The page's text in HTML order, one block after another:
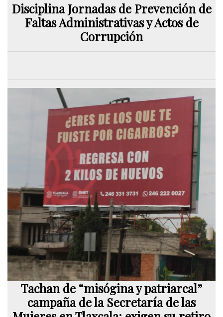
Disciplina Jornadas de Prevención de
Faltas Administrativas y Actos de
Corrupción
Tachan de “misógina y patriarcal”
campaña de la Secretaría de las